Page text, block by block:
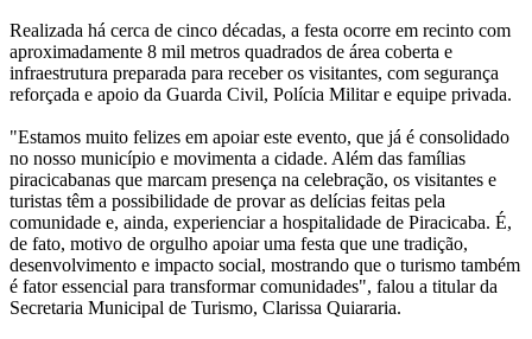
Realizada há cerca de cinco décadas, a festa ocorre em recinto com
aproximadamente 8 mil metros quadrados de área coberta e
infraestrutura preparada para receber os visitantes, com segurança
reforçada e apoio da Guarda Civil, Polícia Militar e equipe privada.
"Estamos muito felizes em apoiar este evento, que já é consolidado
no nosso município e movimenta a cidade. Além das famílias
piracicabanas que marcam presença na celebração, os visitantes e
turistas têm a possibilidade de provar as delícias feitas pela
comunidade e, ainda, experienciar a hospitalidade de Piracicaba. É,
de fato, motivo de orgulho apoiar uma festa que une tradição,
desenvolvimento e impacto social, mostrando que o turismo também
é fator essencial para transformar comunidades", falou a titular da
Secretaria Municipal de Turismo, Clarissa Quiararia.